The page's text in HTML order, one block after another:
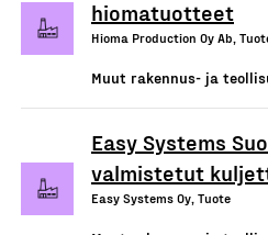
hiomatuotteet
Hioma Production Oy Ab,
Muut rakennus- ja
Easy Systems
valmistetut
Easy Systems Oy, Tuote